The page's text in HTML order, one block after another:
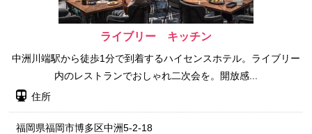
ライブリー キッチン
中洲川端駅から徒歩1分で到着するハイセンスホテル。ライブリー
内のレストランでおしゃれ二次会を。開放感...
住所
福岡県福岡市博多区中洲5-2-18